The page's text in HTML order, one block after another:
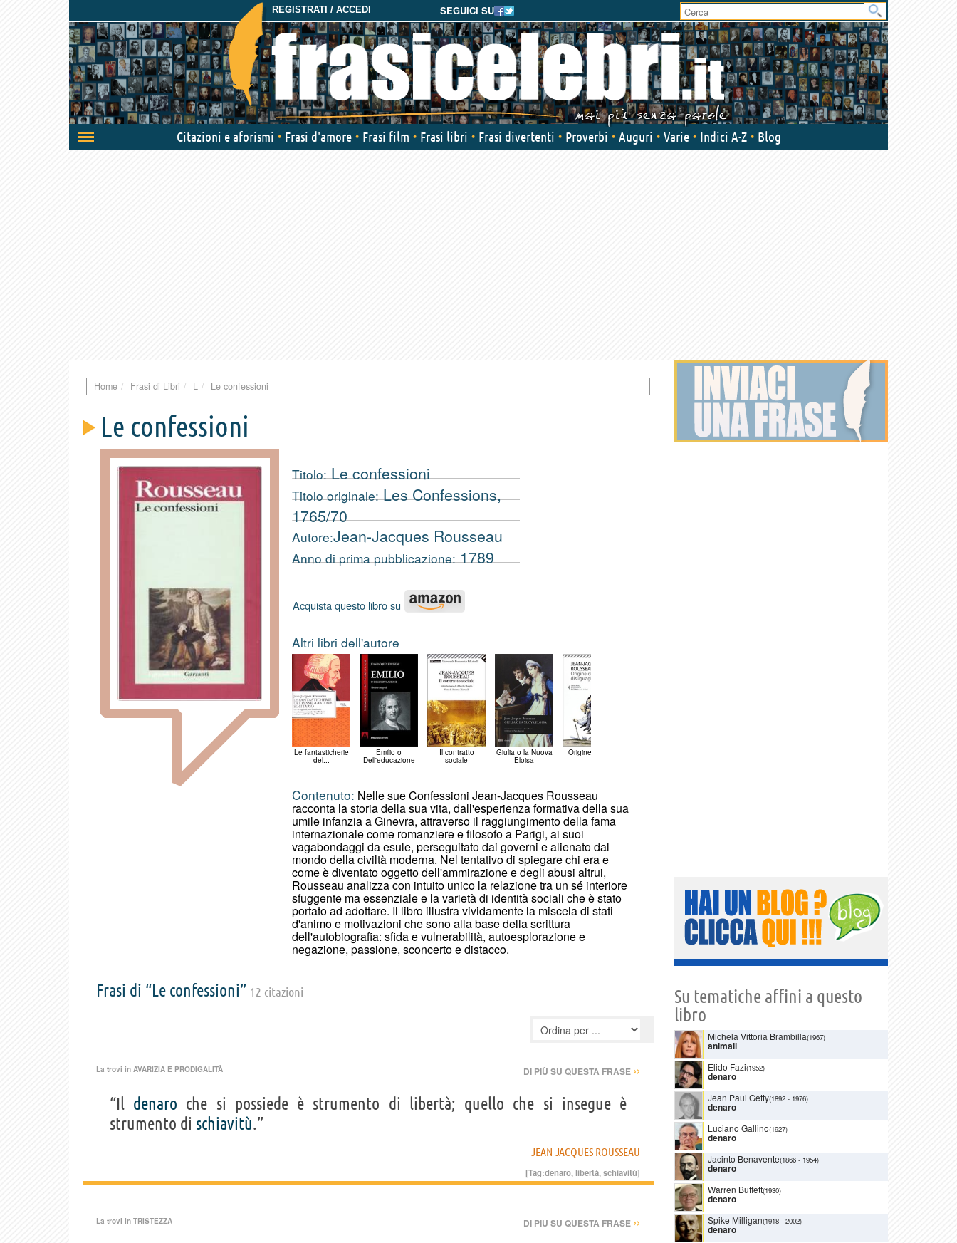
SEGUICI SU
REGISTRATI / ACCEDI
Attiva/disattiva
navigazione
User
area
Citazioni e aforismi Frasi d'amore Frasi film Frasi libri Frasi divertenti Proverbi Auguri Varie Indici A-Z Blog
Home Frasi di Libri L Le confessioni
Le confessioni
Titolo:Le confessioni
Titolo originale:Les Confessions,
1765/70
Autore:Jean-Jacques Rousseau
Anno di prima pubblicazione:1789
Acquista questo libro su
Altri libri dell'autore
Le fantasticherie
del...
Emilio o
Dell'educazione
Il contratto
sociale
Giulia o la Nuova
Eloisa
Origine della...
Contenuto: Nelle sue Confessioni Jean-Jacques Rousseau
racconta la storia della sua vita, dall'esperienza formativa della sua
umile infanzia a Ginevra, attraverso il raggiungimento della fama
internazionale come romanziere e filosofo a Parigi, ai suoi
vagabondaggi da esule, perseguitato dai governi e alienato dal
mondo della civiltà moderna. Nel tentativo di spiegare chi era e
come è diventato oggetto dell'ammirazione e degli abusi altrui,
Rousseau analizza con intuito unico la relazione tra un sé interiore
sfuggente ma essenziale e la varietà di identità sociali che è stato
portato ad adottare. Il libro illustra vividamente la miscela di stati
d'animo e motivazioni che sono alla base della scrittura
dell'autobiografia: sfida e vulnerabilità, autoesplorazione e
negazione, passione, sconcerto e distacco.
Frasi di “Le confessioni” 12 citazioni
La trovi in AVARIZIA E PRODIGALITÀ DI PIÙ SU QUESTA FRASE ››
“Il denaro che si possiede è strumento di libertà; quello che si insegue è
strumento di schiavitù.”
JEAN-JACQUES ROUSSEAU
[Tag:denaro,libertà,schiavitù]
La trovi in TRISTEZZA DI PIÙ SU QUESTA FRASE ››
Su tematiche affini a questo
libro
Michela Vittoria Brambilla(1967)
animali
Elido Fazi(1952)
denaro
Jean Paul Getty(1892 - 1976)
denaro
Luciano Gallino(1927)
denaro
Jacinto Benavente(1866 - 1954)
denaro
Warren Buffett(1930)
denaro
Spike Milligan(1918 - 2002)
denaro